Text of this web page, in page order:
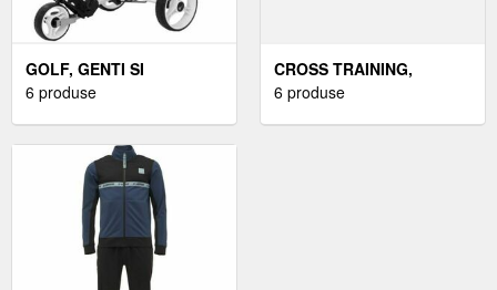
GOLF, GENTI SI
CARUCIOARE GOLF,
6 produse
CROSS TRAINING,
ECHIPAMENT CROSS
6 produse